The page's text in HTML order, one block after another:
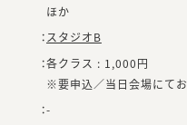
ほか
：スタジオB
：各クラス : 1,000円
※要申込／当日会場にて
：-